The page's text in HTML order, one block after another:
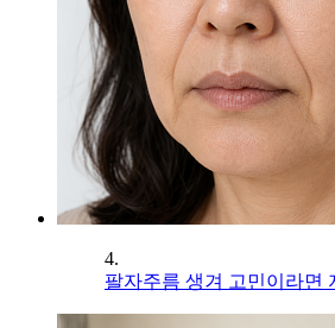
4.
팔자주름 생겨 고민이라면